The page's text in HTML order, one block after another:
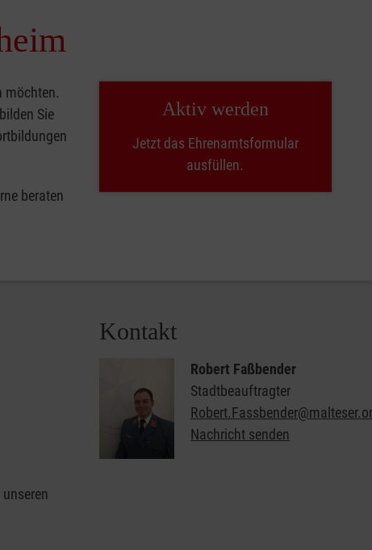
möchten.
Sie
beraten
Aktiv werden
Jetzt das Ehrenamtsformular
ausfüllen.
Kontakt
Robert Faßbender
Stadtbeauftragter
Nachricht senden